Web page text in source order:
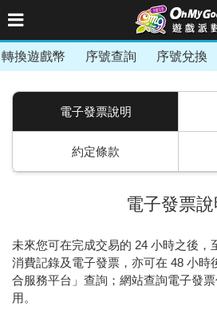
轉換遊戲幣 序號查詢 序號兌換
電子發票說明
約定條款
電子發票說
未來您可在完成交易的 24 小時之後，
消費記錄及電子發票，亦可在 48 小時
合服務平台」查詢；網站查詢電子發
用。